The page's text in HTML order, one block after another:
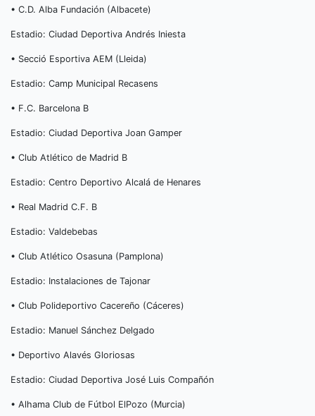
• C.D. Alba Fundación (Albacete)
Estadio: Ciudad Deportiva Andrés Iniesta
• Secció Esportiva AEM (Lleida)
Estadio: Camp Municipal Recasens
• F.C. Barcelona B
Estadio: Ciudad Deportiva Joan Gamper
• Club Atlético de Madrid B
Estadio: Centro Deportivo Alcalá de Henares
• Real Madrid C.F. B
Estadio: Valdebebas
• Club Atlético Osasuna (Pamplona)
Estadio: Instalaciones de Tajonar
• Club Polideportivo Cacereño (Cáceres)
Estadio: Manuel Sánchez Delgado
• Deportivo Alavés Gloriosas
Estadio: Ciudad Deportiva José Luis Compañón
• Alhama Club de Fútbol ElPozo (Murcia)